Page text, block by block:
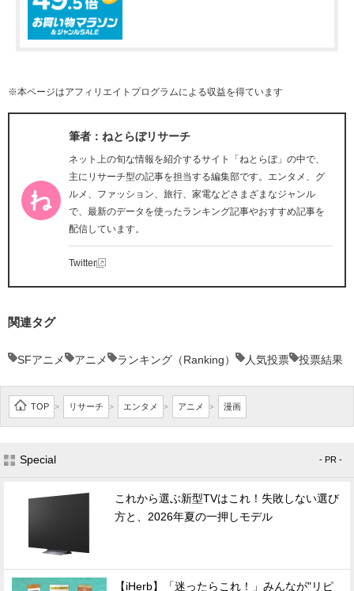
※本ページはアフィリエイトプログラムによる収益を得ています
筆者：ねとらぼリサーチ
ネット上の旬な情報を紹介するサイト「ねとらぼ」の中で、
主にリサーチ型の記事を担当する編集部です。エンタメ、グ
ルメ、ファッション、旅行、家電などさまざまなジャンル
で、最新のデータを使ったランキング記事やおすすめ記事を
配信しています。
Twitter
関連タグ
SFアニメ アニメ ランキング（Ranking） 人気投票 投票結果
TOP > リサーチ > エンタメ > アニメ > 漫画
Special - PR -
これから選ぶ新型TVはこれ！失敗しない選び
方と、2026年夏の一押しモデル
【iHerb】「迷ったらこれ！」みんなが"リピ